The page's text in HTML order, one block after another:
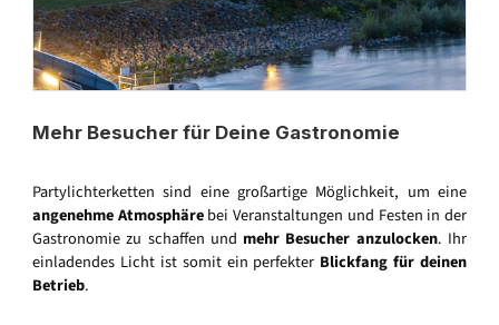
Mehr Besucher für Deine Gastronomie
Partylichterketten sind eine großartige Möglichkeit, um eine
angenehme Atmosphärebei Veranstaltungen und Festen in der
Gastronomie zu schaffen und mehr Besucher anzulocken. Ihr
einladendes Licht ist somit ein perfekter Blickfang für deinen
Betrieb.